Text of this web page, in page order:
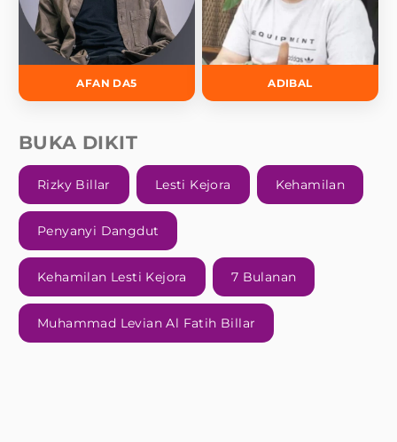
AFAN DA5 ADIBAL
BUKA DIKIT
Rizky Billar Lesti Kejora Kehamilan
Penyanyi Dangdut
Kehamilan Lesti Kejora 7 Bulanan
Muhammad Levian Al Fatih Billar